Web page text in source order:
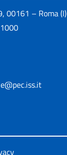
00161 – Roma (I)